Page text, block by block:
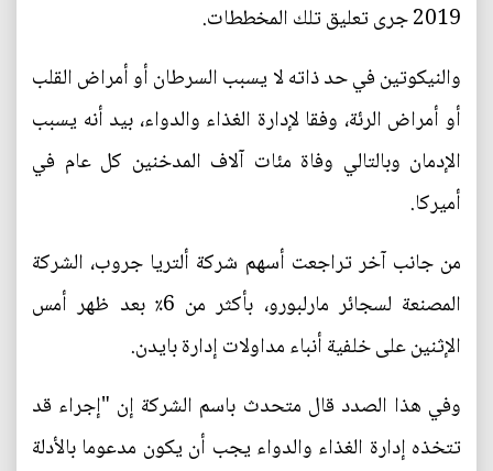
2019 جرى تعليق تلك المخططات.
والنيكوتين في حد ذاته لا يسبب السرطان أو أمراض القلب
أو أمراض الرئة، وفقا لإدارة الغذاء والدواء، بيد أنه يسبب
الإدمان وبالتالي وفاة مئات آلاف المدخنين كل عام في
أميركا.
من جانب آخر تراجعت أسهم شركة ألتريا جروب، الشركة
المصنعة لسجائر مارلبورو، بأكثر من 6٪ بعد ظهر أمس
الإثنين على خلفية أنباء مداولات إدارة بايدن.
وفي هذا الصدد قال متحدث باسم الشركة إن "إجراء قد
تتخذه إدارة الغذاء والدواء يجب أن يكون مدعوما بالأدلة